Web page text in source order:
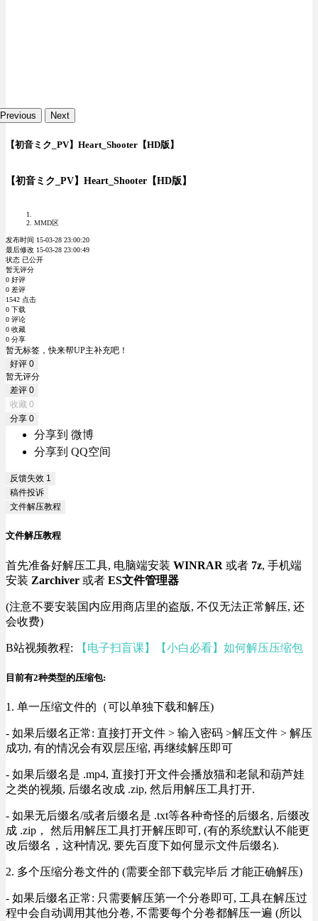
Previous Next
【初音ミク_PV】Heart_Shooter【HD版】
【初音ミク_PV】Heart_Shooter【HD版】
MMD区
发布时间 15-03-28 23:00:20
最后修改 15-03-28 23:00:49
状态 已公开
暂无评分
0 好评
0 差评
1542 点击
0 下载
0 评论
0 收藏
0 分享
暂无标签，快来帮UP主补充吧！
好评 0
暂无评分
差评 0
收藏 0
分享 0
分享到 微博
分享到 QQ空间
反馈失效 1
稿件投诉
文件解压教程
文件解压教程
首先准备好解压工具, 电脑端安装 WINRAR 或者 7z, 手机端
安装 Zarchiver 或者 ES文件管理器
(注意不要安装国内应用商店里的盗版, 不仅无法正常解压, 还
会收费)
B站视频教程: 【电子扫盲课】【小白必看】如何解压压缩包
目前有2种类型的压缩包:
1. 单一压缩文件的（可以单独下载和解压)
- 如果后缀名正常: 直接打开文件 > 输入密码 >解压文件 > 解压
成功, 有的情况会有双层压缩, 再继续解压即可
- 如果后缀名是 .mp4, 直接打开文件会播放猫和老鼠和葫芦娃
之类的视频, 后缀名改成 .zip, 然后用解压工具打开.
- 如果无后缀名/或者后缀名是 .txt等各种奇怪的后缀名, 后缀改
成 .zip， 然后用解压工具打开解压即可, (有的系统默认不能更
改后缀名，这种情况, 要先百度下如何显示文件后缀名).
2. 多个压缩分卷文件的 (需要全部下载完毕后 才能正确解压)
- 如果后缀名正常: 只需要解压第一个分卷即可, 工具在解压过
程中会自动调用其他分卷, 不需要每个分卷都解压一遍 (所以